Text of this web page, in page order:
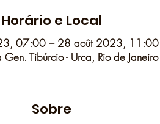
Horário e Local
07:00 – 28 août 2023, 11:00
Tibúrcio - Urca, Rio de
Sobre